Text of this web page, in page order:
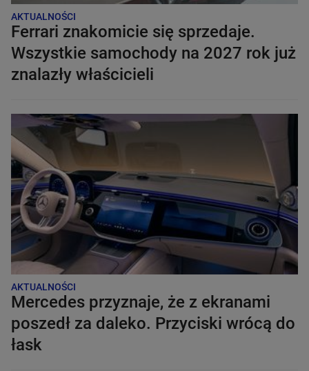
AKTUALNOŚCI
Ferrari znakomicie się sprzedaje.
Wszystkie samochody na 2027 rok już
znalazły właścicieli
AKTUALNOŚCI
Mercedes przyznaje, że z ekranami
poszedł za daleko. Przyciski wrócą do
łask